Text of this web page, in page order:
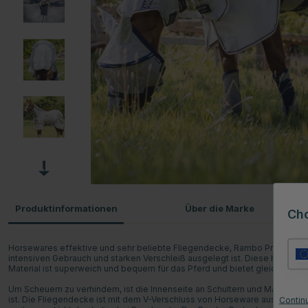
Produktinformationen
Horsewares effektive und sehr beliebte Fliegendecke, Rambo Protector,
intensiven Gebrauch und starken Verschleiß ausgelegt ist. Diese
Material ist superweich und bequem für das Pferd und bietet gleichzeitig
Um Scheuern zu verhindern, ist die Innenseite an Schultern und Mähne
ist. Die Fliegendecke ist mit dem V-Verschluss von Horseware
Über die Marke